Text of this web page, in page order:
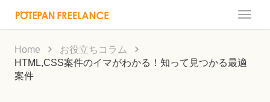
Toggle
Home
お役立ちコラム
HTML,CSS案件のイマがわかる！知って見つかる最適
案件